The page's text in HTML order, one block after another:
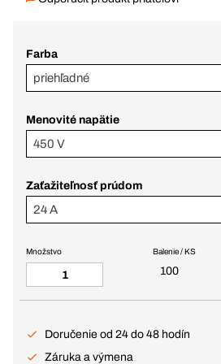
Farba
priehľadné
Menovité napätie
450 V
Zaťažiteľnosť prúdom
24 A
Balenie / KS
100
Množstvo
Doručenie od 24 do 48 hodín
Záruka a výmena